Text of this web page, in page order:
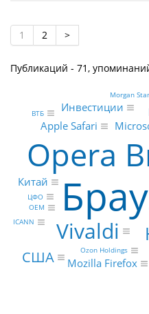
1 2 >
Публикаций - 71,
Opera
Vivaldi
США Mozilla Firefox
Китай
Apple Safari
Инвестиции
Ozon Holdings
ЦФО
OEM
ВТБ
Morgan
ICANN